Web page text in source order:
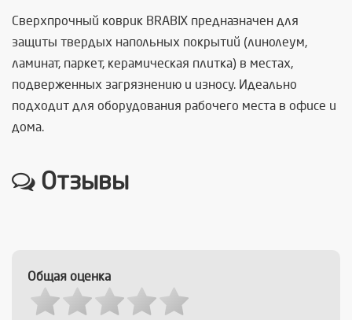
Сверхпрочный коврик BRABIX предназначен для
защиты твердых напольных покрытий (линолеум,
ламинат, паркет, керамическая плитка) в местах,
подверженных загрязнению и износу. Идеально
подходит для оборудования рабочего места в офисе и
дома.
Отзывы
Общая оценка